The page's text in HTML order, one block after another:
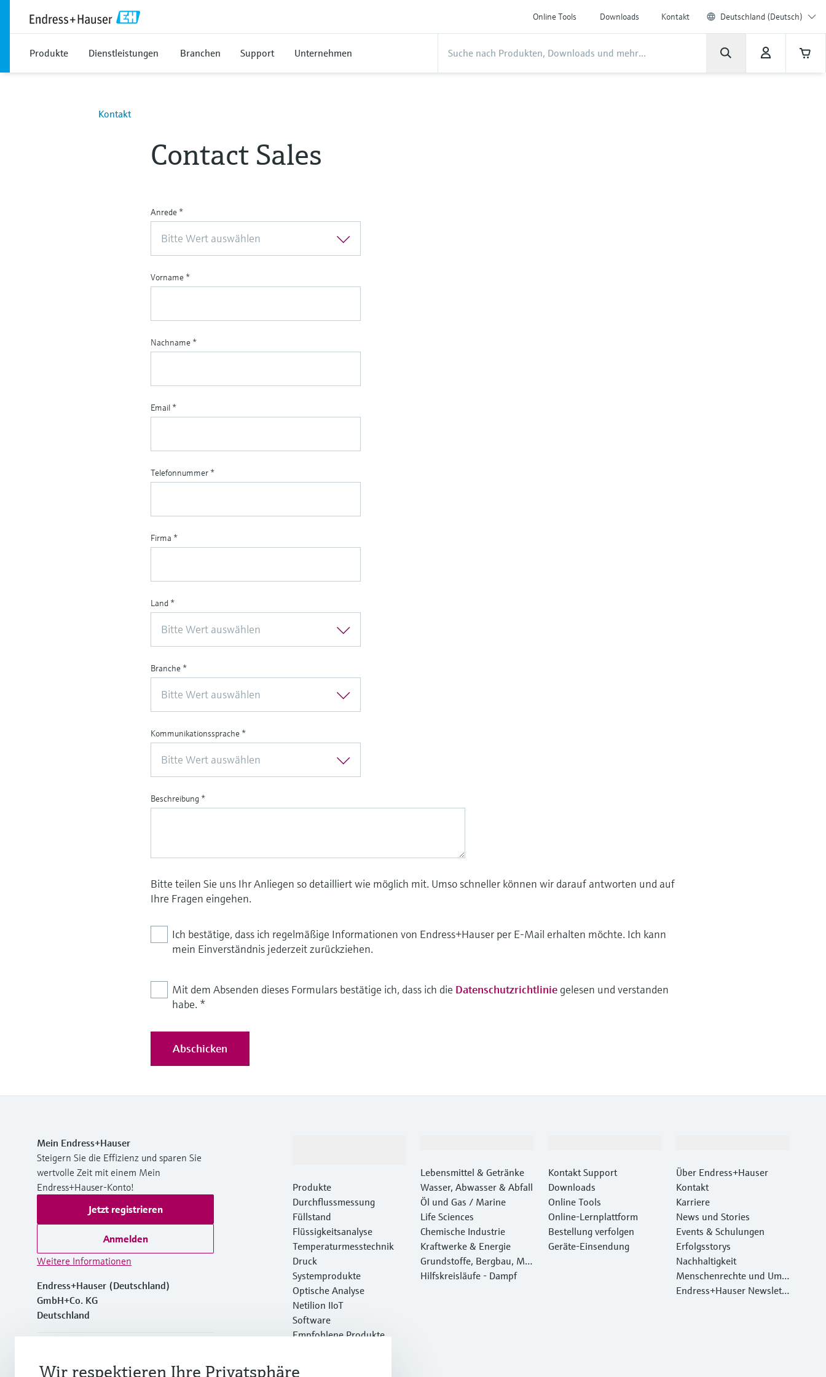
Online Tools Downloads Kontakt Deutschland (Deutsch)
Produkte Dienstleistungen Branchen Support Unternehmen
Kontakt
Contact Sales
Anrede *
Bitte Wert auswählen
Vorname *
Nachname *
Email *
Telefonnummer *
Firma *
Land *
Bitte Wert auswählen
Branche *
Bitte Wert auswählen
Kommunikationssprache *
Bitte Wert auswählen
Beschreibung *
Bitte teilen Sie uns Ihr Anliegen so detailliert wie möglich mit. Umso schneller können wir darauf antworten und auf
Ihre Fragen eingehen.
Ich bestätige, dass ich regelmäßige Informationen von Endress+Hauser per E-Mail erhalten möchte. Ich kann
mein Einverständnis jederzeit zurückziehen.
Mit dem Absenden dieses Formulars bestätige ich, dass ich die Datenschutzrichtlinie gelesen und verstanden
habe. *
Abschicken
Mein Endress+Hauser
Steigern Sie die Effizienz und sparen Sie
wertvolle Zeit mit einem Mein
Endress+Hauser-Konto!
Jetzt registrieren
Anmelden
Weitere Informationen
Endress+Hauser (Deutschland)
GmbH+Co. KG
Deutschland
Produkte
Durchflussmessung
Füllstand
Flüssigkeitsanalyse
Temperaturmesstechnik
Druck
Systemprodukte
Optische Analyse
Netilion IIoT
Software
Empfohlene Produkte
Lebensmittel & Getränke
Wasser, Abwasser & Abfall
Öl und Gas / Marine
Life Sciences
Chemische Industrie
Kraftwerke & Energie
Grundstoffe, Bergbau, Met
alle
Hilfskreisläufe - Dampf
Kontakt Support
Downloads
Online Tools
Online-Lernplattform
Bestellung verfolgen
Geräte‑Einsendung
Über Endress+Hauser
Kontakt
Karriere
News und Stories
Events & Schulungen
Erfolgsstorys
Nachhaltigkeit
Menschenrechte und Umw
eltschutz
Endress+Hauser Newslett
Wir respektieren Ihre Privatsphäre